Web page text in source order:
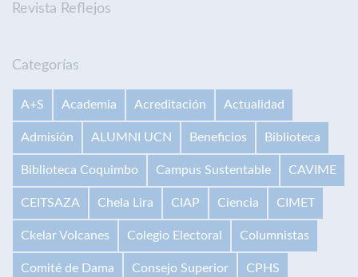
Revista Reflejos
Categorías
A+S Academia Acreditación Actualidad
Admisión ALUMNI UCN Beneficios Biblioteca
Biblioteca Coquimbo Campus Sustentable CAVIME
CEITSAZA Chela Lira CIAP Ciencia CIMET
Ckelar Volcanes Colegio Electoral Columnistas
Comité de Dama Consejo Superior CPHS